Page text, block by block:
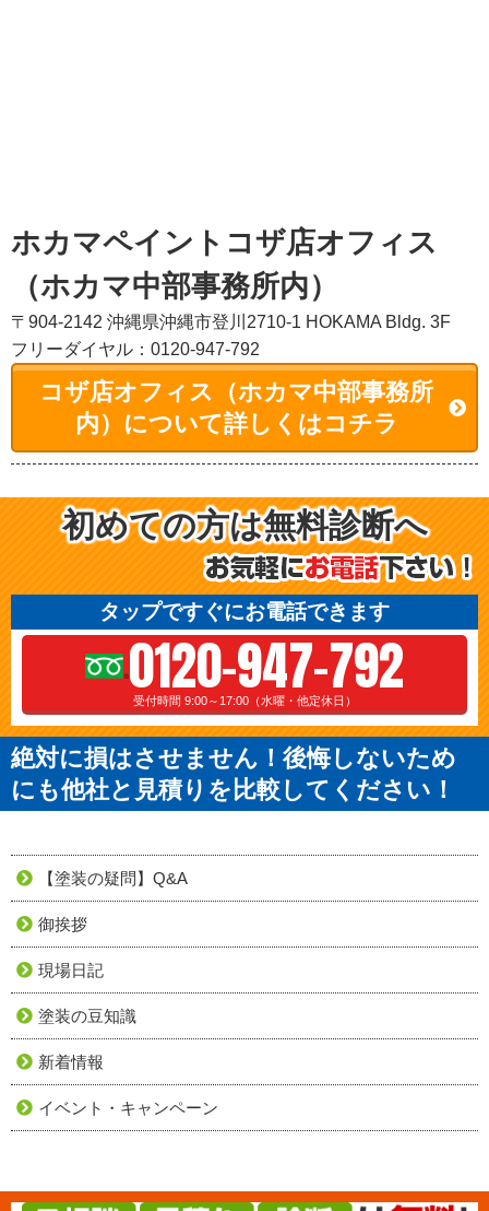
ホカマペイントコザ店オフィス
（ホカマ中部事務所内）
〒904-2142 沖縄県沖縄市登川2710-1 HOKAMA Bldg. 3F
フリーダイヤル：0120-947-792
コザ店オフィス（ホカマ中部事務所
内）について詳しくはコチラ
初めての方は無料診断へ
タップですぐにお電話できます
0120-947-792
受付時間 9:00～17:00（水曜・他定休日）
絶対に損はさせません！後悔しないため
にも他社と見積りを比較してください！
【塗装の疑問】Q&A
御挨拶
現場日記
塗装の豆知識
新着情報
イベント・キャンペーン